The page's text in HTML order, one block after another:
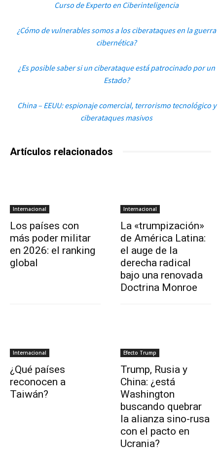
Curso de Experto en Ciberinteligencia
¿Cómo de vulnerables somos a los ciberataques en la guerra
cibernética?
¿Es posible saber si un ciberataque está patrocinado por un
Estado?
China – EEUU: espionaje comercial, terrorismo tecnológico y
ciberataques masivos
Artículos relacionados
Internacional
Los países con
más poder militar
en 2026: el ranking
global
Internacional
La «trumpización»
de América Latina:
el auge de la
derecha radical
bajo una renovada
Doctrina Monroe
Internacional
¿Qué países
reconocen a
Taiwán?
Efecto Trump
Trump, Rusia y
China: ¿está
Washington
buscando quebrar
la alianza sino-rusa
con el pacto en
Ucrania?